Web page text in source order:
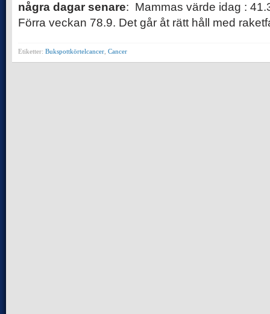
några dagar senare: Mammas värde idag :
Förra veckan 78.9. Det går åt rätt håll med
Etiketter: Bukspottkörtelcancer Cancer